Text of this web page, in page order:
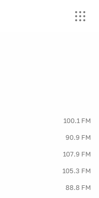
100.1 FM
90.9 FM
107.9 FM
105.3 FM
88.8 FM